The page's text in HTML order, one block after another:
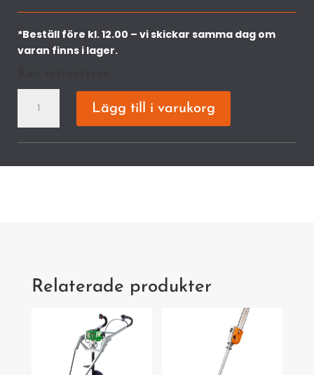
*Beställ före kl. 12.00 – vi skickar samma dag om
varan finns i lager.
120.0
R
Batteridriven
Lägg till i varukorg
Relaterade produkter